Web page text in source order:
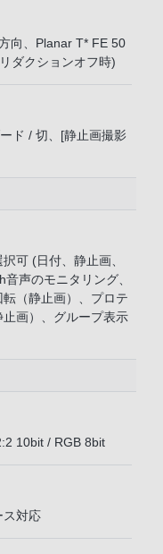
向、Planar T* FE 50
ダクションオフ時)
ド / 切、[静止画撮影
可 (日付、静止画、
声のモニタリング、
（静止画）、プロテ
画）、グループ表示
10bit / RGB 8bit
ス対応